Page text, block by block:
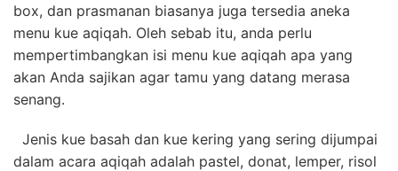
box, dan prasmanan biasanya juga tersedia aneka
menu kue aqiqah. Oleh sebab itu, anda perlu
mempertimbangkan isi menu kue aqiqah apa yang
akan Anda sajikan agar tamu yang datang merasa
senang.
Jenis kue basah dan kue kering yang sering dijumpai
dalam acara aqiqah adalah pastel, donat, lemper, risol